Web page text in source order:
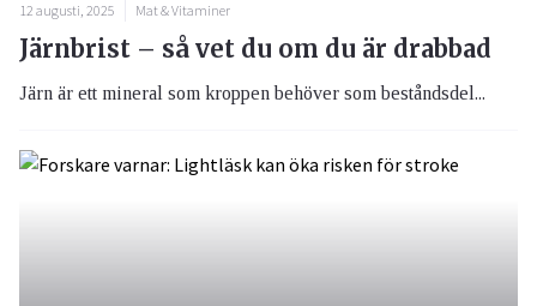
12 augusti, 2025 Mat & Vitaminer
Järnbrist – så vet du om du är drabbad
Järn är ett mineral som kroppen behöver som beståndsdel...